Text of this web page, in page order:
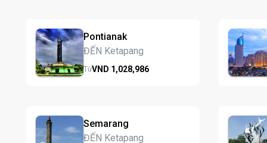
Pontianak
ĐẾN Ketapang
TừVND 1,028,986
Semarang
ĐẾN Ketapang